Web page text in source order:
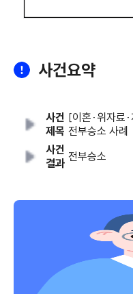
사건요약
사건
제목
[이혼·위자료
전부승소 사례
사건
결과 전부승소